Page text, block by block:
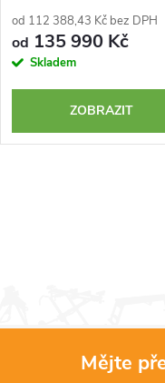
od 112 388,43 Kč bez DPH
od 135 990 Kč
Skladem
ZOBRAZIT
Mějte